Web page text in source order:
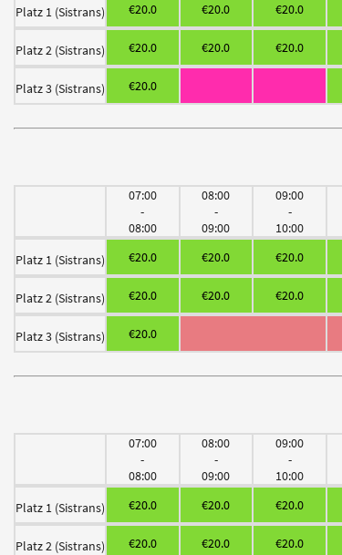
Platz 1 (Sistrans)
€20.0 €20.0 €20.0
Platz 2 (Sistrans) €20.0 €20.0 €20.0
Platz 3 (Sistrans) €20.0
07:00
-
08:00
08:00
-
09:00
09:00
-
10:00
Platz 1 (Sistrans)
€20.0 €20.0 €20.0
Platz 2 (Sistrans) €20.0 €20.0 €20.0
Platz 3 (Sistrans) €20.0
07:00
-
08:00
08:00
-
09:00
09:00
-
10:00
Platz 1 (Sistrans)
€20.0 €20.0 €20.0
Platz 2 (Sistrans) €20.0 €20.0 €20.0